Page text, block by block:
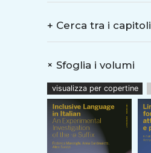
+ Cerca tra i capitoli
+Sfoglia i volumi
visualizza per copertine